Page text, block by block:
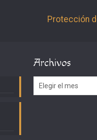
Protección
Archivos
Archivos